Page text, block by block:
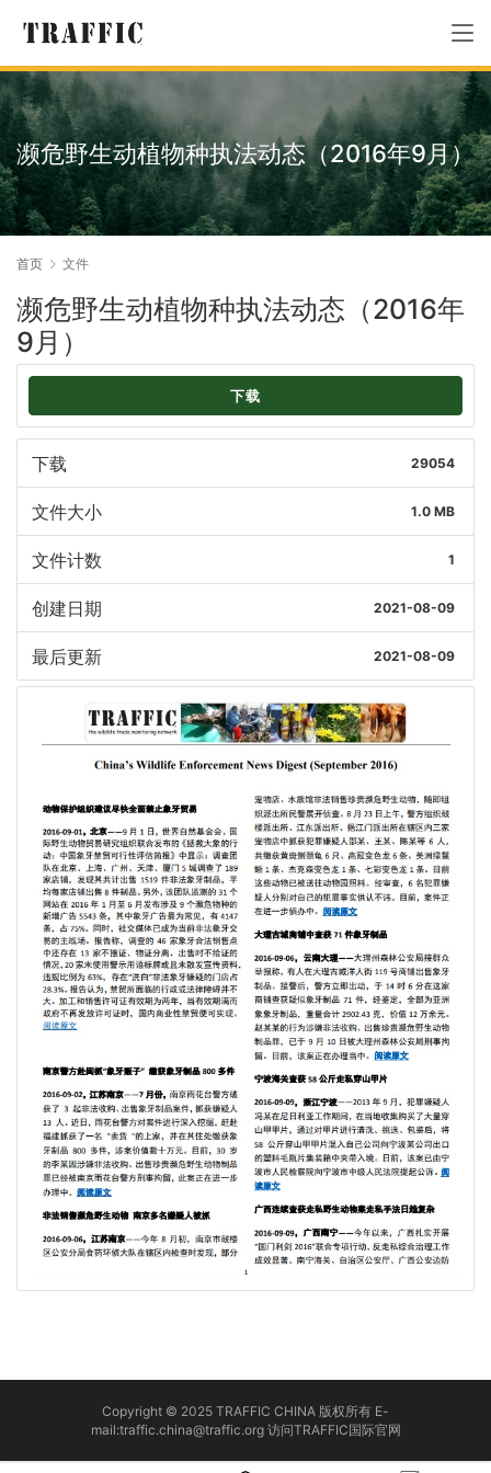
濒危野生动植物种执法动态（2016年9月）
首页 文件
濒危野生动植物种执法动态（2016年
9月）
下载
下载 29054
文件大小 1.0 MB
文件计数 1
创建日期 2021-08-09
最后更新 2021-08-09
Copyright © 2025 TRAFFIC CHINA 版权所有 E-
mail:traffic.china@traffic.org 访问TRAFFIC国际官网